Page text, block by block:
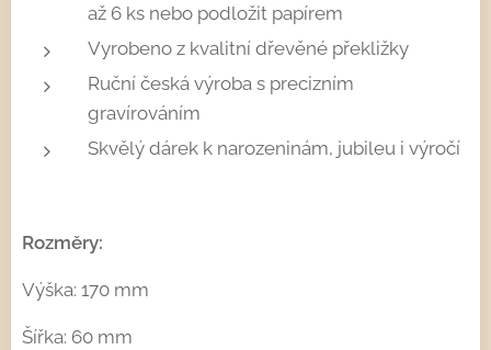
až 6 ks nebo podložit papírem
Vyrobeno z kvalitní dřevěné překližky
Ruční česká výroba s precizním
gravírováním
Skvělý dárek k narozeninám, jubileu i výročí
Rozměry:
Výška: 170 mm
Šířka: 60 mm